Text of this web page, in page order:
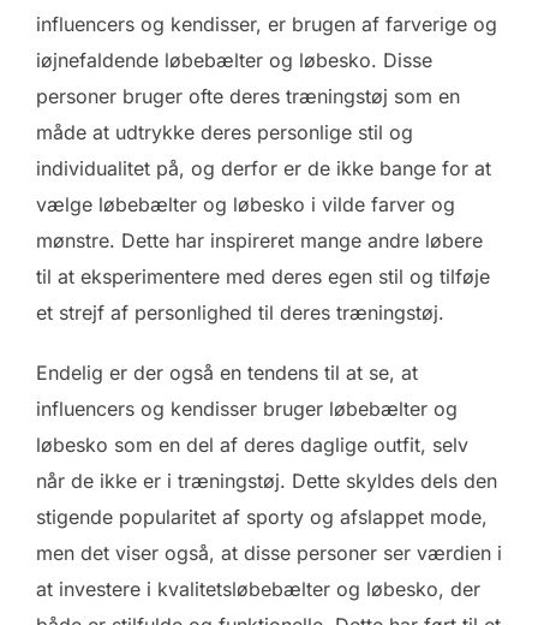
influencers og kendisser, er brugen af farverige og
iøjnefaldende løbebælter og løbesko. Disse
personer bruger ofte deres træningstøj som en
måde at udtrykke deres personlige stil og
individualitet på, og derfor er de ikke bange for at
vælge løbebælter og løbesko i vilde farver og
mønstre. Dette har inspireret mange andre løbere
til at eksperimentere med deres egen stil og tilføje
et strejf af personlighed til deres træningstøj.
Endelig er der også en tendens til at se, at
influencers og kendisser bruger løbebælter og
løbesko som en del af deres daglige outfit, selv
når de ikke er i træningstøj. Dette skyldes dels den
stigende popularitet af sporty og afslappet mode,
men det viser også, at disse personer ser værdien i
at investere i kvalitetsløbebælter og løbesko, der